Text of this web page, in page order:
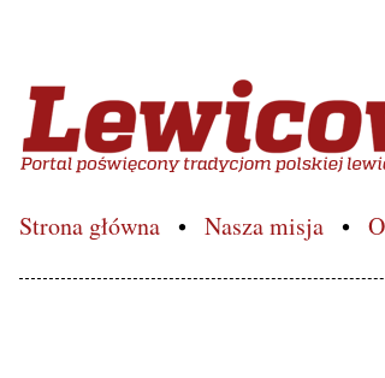
Lewicowo.pl –
Strona główna Nasza misja